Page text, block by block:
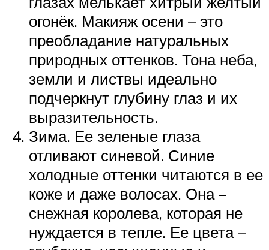
огонёк. Макияж осени – это
преобладание натуральных
природных оттенков. Тона неба,
земли и листвы идеально
подчеркнут глубину глаз и их
выразительность.
Зима. Ее зеленые глаза
отливают синевой. Синие
холодные оттенки читаются в ее
коже и даже волосах. Она –
снежная королева, которая не
нуждается в тепле. Ее цвета –